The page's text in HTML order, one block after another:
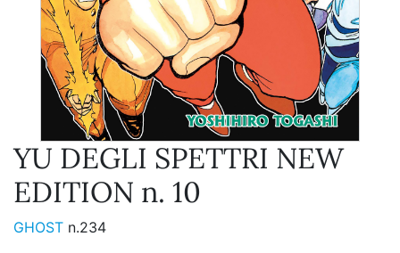
YU DEGLI SPETTRI NEW
EDITION n. 10
GHOST n.234